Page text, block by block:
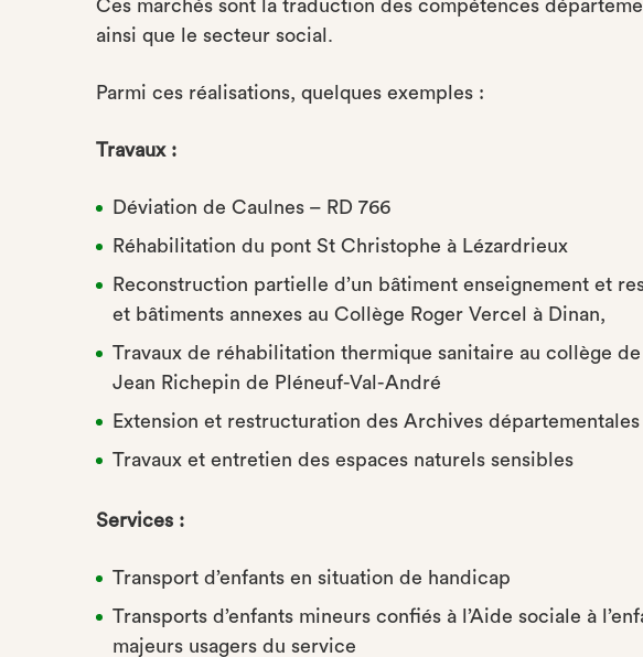
Ces marchés sont la traduction des compétences
ainsi que le secteur social.
Parmi ces réalisations, quelques exemples :
Travaux :
Déviation de Caulnes – RD 766
Réhabilitation du pont St Christophe à Lézardrieux
Reconstruction partielle d’un bâtiment enseignement et
et bâtiments annexes au Collège Roger Vercel à Dinan,
Travaux de réhabilitation thermique sanitaire au collège
Jean Richepin de Pléneuf-Val-André
Extension et restructuration des Archives départementales
Travaux et entretien des espaces naturels sensibles
Services :
Transport d’enfants en situation de handicap
Transports d’enfants mineurs confiés à l’Aide sociale à
majeurs usagers du service